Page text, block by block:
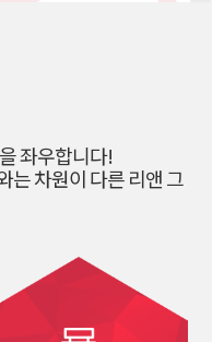
좌우합니다!
는 차원이 다른 리앤 그